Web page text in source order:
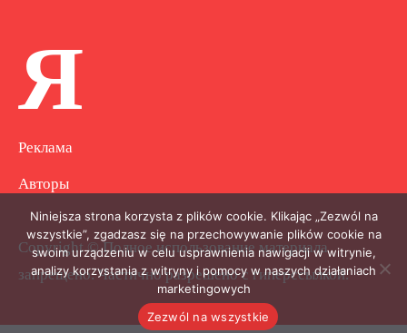
Я
Реклама
Авторы
Copyright © Полное использование материала
запрещено. Частично разрешено с гиперссылкой.
Niniejsza strona korzysta z plików cookie. Klikając „Zezwól na
wszystkie”, zgadzasz się na przechowywanie plików cookie na
swoim urządzeniu w celu usprawnienia nawigacji w witrynie,
analizy korzystania z witryny i pomocy w naszych działaniach
marketingowych
Zezwól na wszystkie